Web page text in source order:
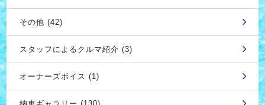
その他 (42)
スタッフによるクルマ紹介 (3)
オーナーズボイス (1)